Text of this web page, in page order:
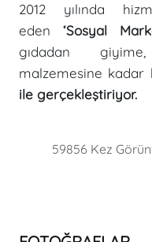
2012 yılında
eden‘Sosyal
gıdadan
malzemesine kadar
ile gerçekleştiriyor.
59856 Kez